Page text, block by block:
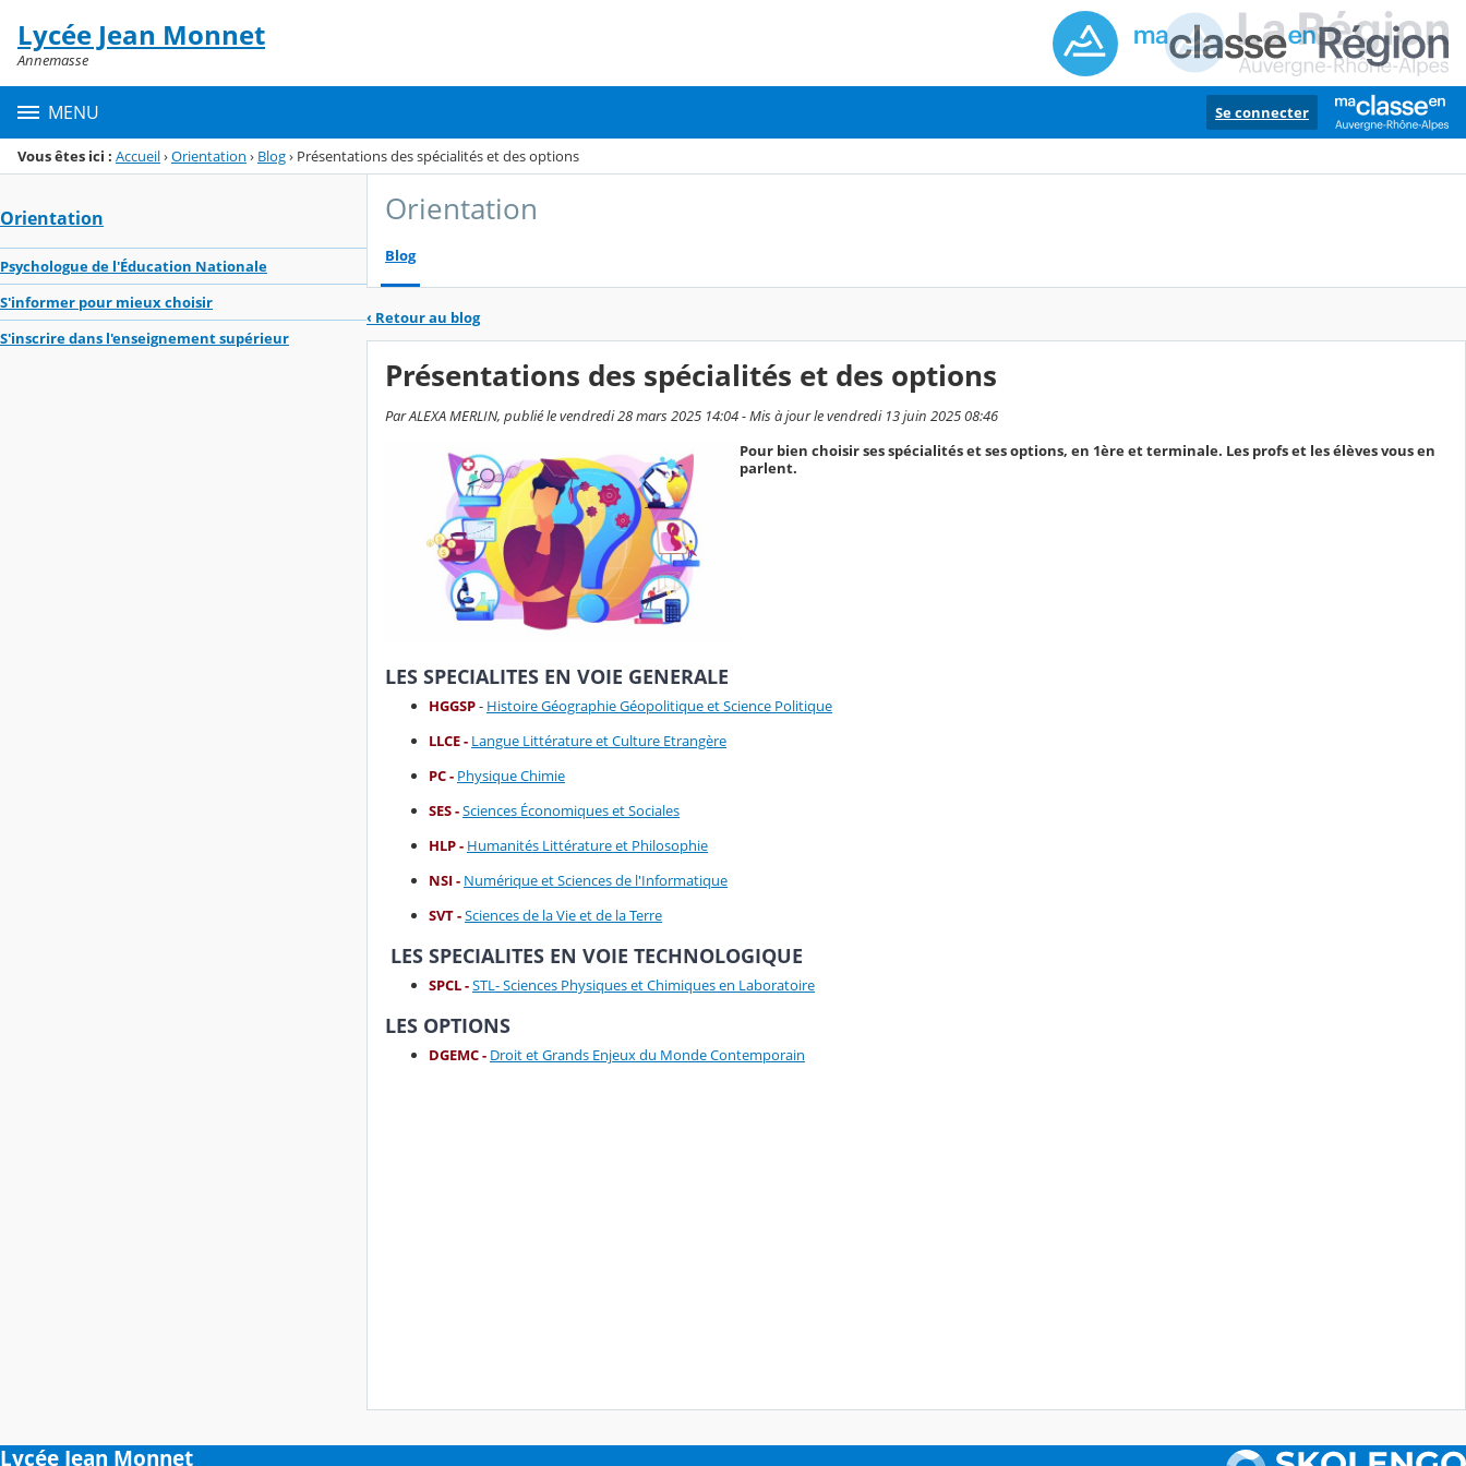
Menu de la rubrique
Contenu
Lycée Jean Monnet
Annemasse
MENU Se connecter
Vous êtes ici : Accueil›Orientation › Blog› Présentations des spécialités et des options
Orientation
Psychologue de l'Éducation Nationale
S'informer pour mieux choisir
S'inscrire dans l'enseignement supérieur
Orientation
Blog
‹ Retour au blog
Présentations des spécialités et des options
Par ALEXA MERLIN, publié le vendredi 28 mars 2025 14:04 - Mis à jour le vendredi 13 juin 2025 08:46
Pour bien choisir ses spécialités et ses options, en 1ère et terminale. Les profs et les élèves vous en
parlent.
LES SPECIALITES EN VOIE GENERALE
HGGSP- Histoire Géographie Géopolitique et Science Politique
LLCE - Langue Littérature et Culture Etrangère
PC - Physique Chimie
SES -Sciences Économiques et Sociales
HLP - Humanités Littérature et Philosophie
NSI - Numérique et Sciences de l'Informatique
SVT -Sciences de la Vie et de la Terre
LES SPECIALITES EN VOIE TECHNOLOGIQUE
SPCL-STL- Sciences Physiques et Chimiques en Laboratoire
LES OPTIONS
DGEMC - Droit et Grands Enjeux du Monde Contemporain
Lycée Jean Monnet